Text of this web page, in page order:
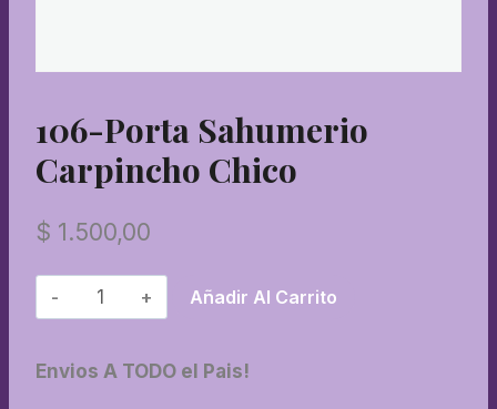
106-Porta Sahumerio
Carpincho Chico
$ 1.500,00
106-
Porta
carpincho
Añadir Al Carrito
Envios A TODO el Pais!